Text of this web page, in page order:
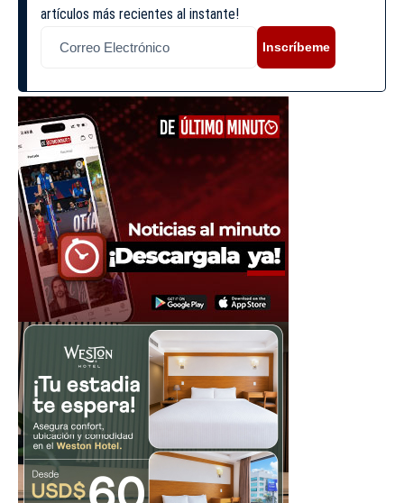
artículos más recientes al instante!
Inscríbeme